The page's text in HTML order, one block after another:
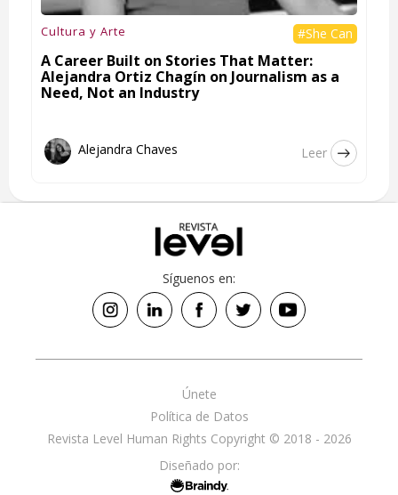
Cultura y Arte #She Can
A Career Built on Stories That Matter:
Alejandra Ortiz Chagín on Journalism as a
Need, Not an Industry
Alejandra Chaves Leer
Síguenos en:
Revista Level Human Rights Copyright © 2018 - 2026
Política de Datos
Únete
Diseñado por: